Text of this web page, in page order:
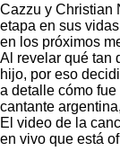
Cazzu y Christian
etapa en sus
en los próximos
Al revelar qué tan
hijo, por eso
a detalle cómo
cantante
El video de la
en vivo que está